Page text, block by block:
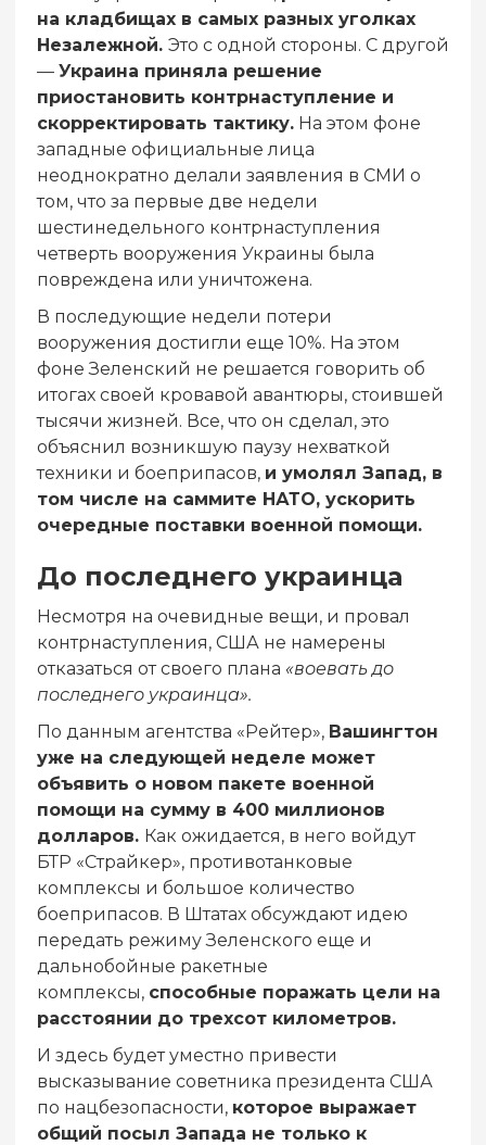
на кладбищах в самых разных уголках
Незалежной. Это с одной стороны. С другой
— Украина приняла решение
приостановить контрнаступление и
скорректировать тактику. На этом фоне
западные официальные лица
неоднократно делали заявления в СМИ о
том, что за первые две недели
шестинедельного контрнаступления
четверть вооружения Украины была
повреждена или уничтожена.
В последующие недели потери
вооружения достигли еще 10%. На этом
фоне Зеленский не решается говорить об
итогах своей кровавой авантюры, стоившей
тысячи жизней. Все, что он сделал, это
объяснил возникшую паузу нехваткой
техники и боеприпасов, и умолял Запад, в
том числе на саммите НАТО, ускорить
очередные поставки военной помощи.
До последнего украинца
Несмотря на очевидные вещи, и провал
контрнаступления, США не намерены
отказаться от своего плана «воевать до
последнего украинца».
По данным агентства «Рейтер», Вашингтон
уже на следующей неделе может
объявить о новом пакете военной
помощи на сумму в 400 миллионов
долларов. Как ожидается, в него войдут
БТР «Страйкер», противотанковые
комплексы и большое количество
боеприпасов. В Штатах обсуждают идею
передать режиму Зеленского еще и
дальнобойные ракетные
комплексы, способные поражать цели на
расстоянии до трехсот километров.
И здесь будет уместно привести
высказывание советника президента США
по нацбезопасности, которое выражает
общий посыл Запада не только к